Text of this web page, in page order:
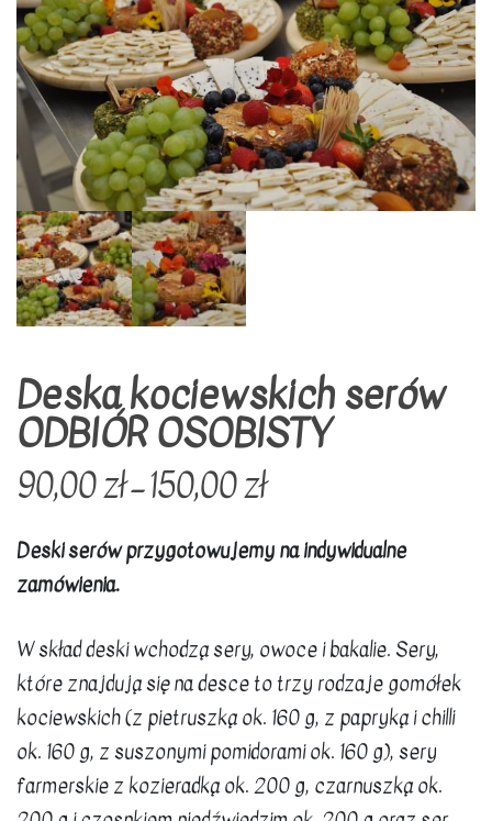
Deska kociewskich serów
ODBIÓR OSOBISTY
90,00zł–150,00zł
Deski serów przygotowujemy na indywidualne
zamówienia.
W skład deski wchodzą sery, owoce i bakalie. Sery,
które znajdują się na desce to trzy rodzaje gomółek
kociewskich (z pietruszką ok. 160 g, z papryką i chilli
ok. 160 g, z suszonymi pomidorami ok. 160 g), sery
farmerskie z kozieradką ok. 200 g, czarnuszką ok.